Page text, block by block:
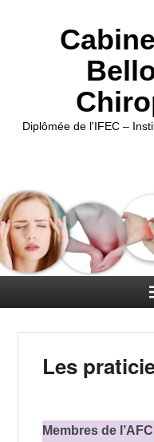
Diplômée de l'IFEC –
Les
Membres de